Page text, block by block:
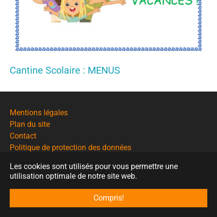
Les cookies sont utilisés pour vous permettre une
utilisation optimale de notre site web.
Compris!
Cantine Scolaire : MENUS
Mentions légales
Plan du site
Contact
Politique de protection des données
© Mairie de Saint-Nauphary